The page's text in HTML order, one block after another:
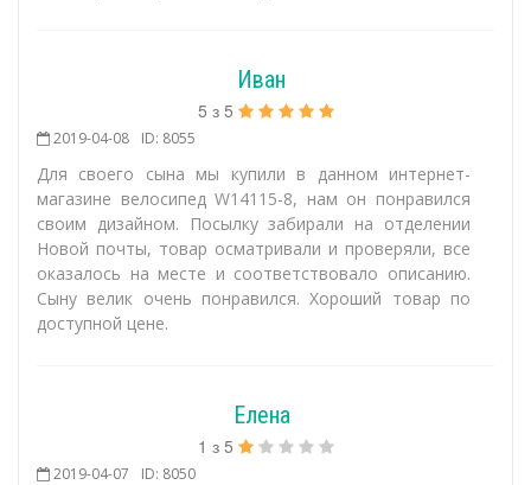
Иван
5 з 5
2019-04-08 ID: 8055
Для своего сына мы купили в данном интернет-
магазине велосипед W14115-8, нам он понравился
своим дизайном. Посылку забирали на отделении
Новой почты, товар осматривали и проверяли, все
оказалось на месте и соответствовало описанию.
Сыну велик очень понравился. Хороший товар по
доступной цене.
Елена
1 з 5
2019-04-07 ID: 8050